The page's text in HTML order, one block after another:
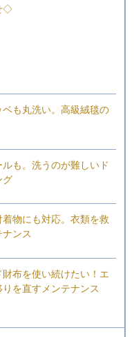
◇
も丸洗い。高級絨毯の
も。洗うのが難しいド
グ
物にも対応。衣類を救
ンス
布を使い続けたい！エ
を直すメンテナンス